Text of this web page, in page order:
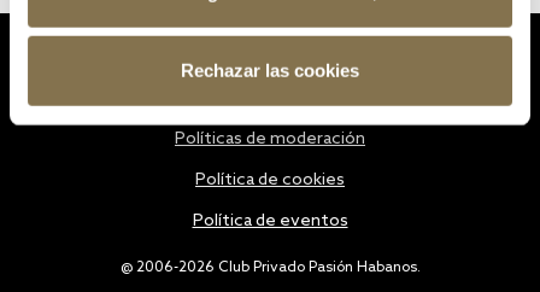
Rechazar las cookies
@ 2006-2026 Club Privado Pasión Habanos.
Políticas de moderación
Política de cookies
Política de eventos